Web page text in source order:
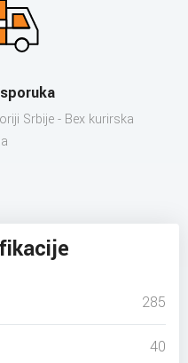
Srbije - Bex kurirska
285
40